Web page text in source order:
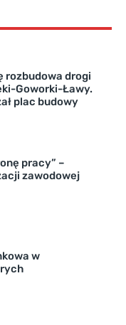
rozbudowa drogi
Goworki-Ławy.
plac budowy
pracy” –
zawodowej
w